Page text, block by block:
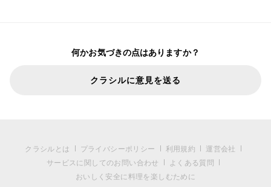
何かお気づきの点はありますか？
クラシルに意見を送る
クラシルとは プライバシーポリシー 利用規約
運営会社
サービスに関してのお問い合わせ
よくある質問
おいしく安全に料理を楽しむために